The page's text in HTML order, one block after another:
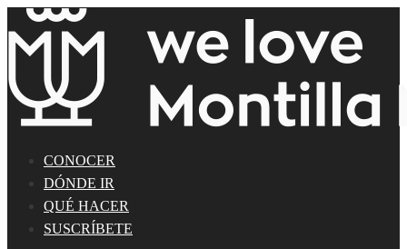
CONOCER
DÓNDE IR
QUÉ HACER
SUSCRÍBETE